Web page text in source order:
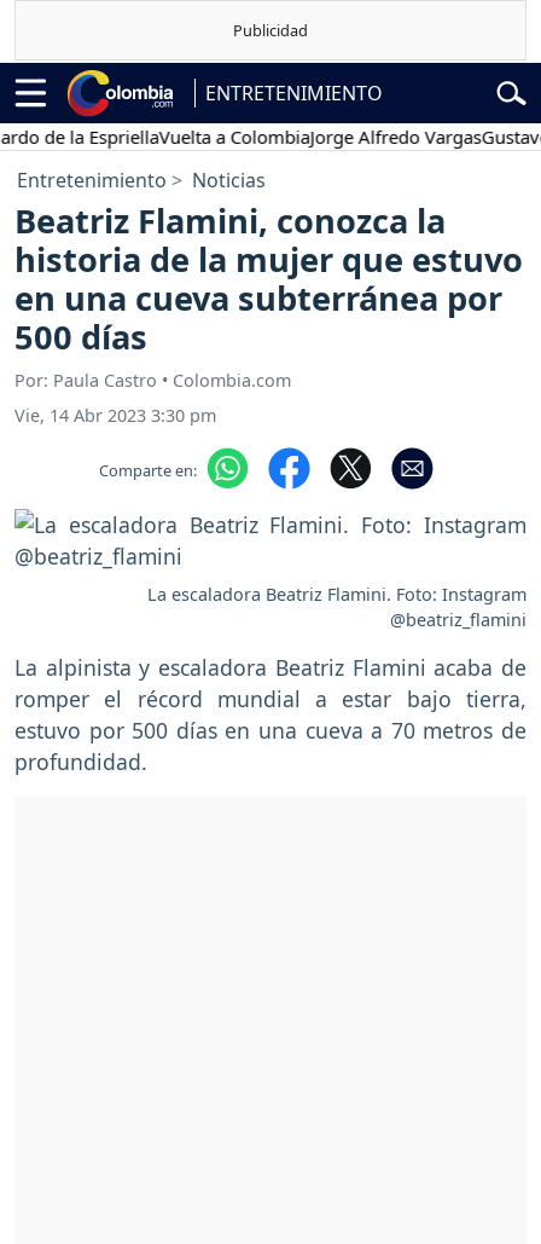
ENTRETENIMIENTO
la EspriellaVuelta a ColombiaJorge Alfredo VargasGustavo
Entretenimiento Noticias
Beatriz Flamini, conozca la
historia de la mujer que estuvo
en una cueva subterránea por
500 días
Por: Paula Castro • Colombia.com
Vie, 14 Abr 2023 3:30 pm
Comparte en:
La escaladora Beatriz Flamini. Foto: Instagram
@beatriz_flamini
La alpinista y escaladora Beatriz Flamini acaba de
romper el récord mundial a estar bajo tierra,
estuvo por 500 días en una cueva a 70 metros de
profundidad.